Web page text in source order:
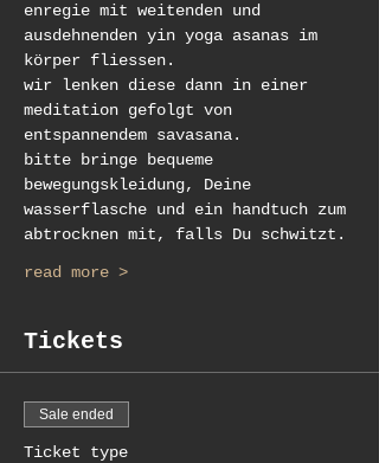
enregie mit weitenden und
ausdehnenden yin yoga asanas im
körper fliessen.
wir lenken diese dann in einer
meditation gefolgt von
entspannendem savasana.
bitte bringe bequeme
bewegungskleidung, Deine
wasserflasche und ein handtuch zum
abtrocknen mit, falls Du schwitzt.
read more >
Tickets
Sale ended
Ticket type